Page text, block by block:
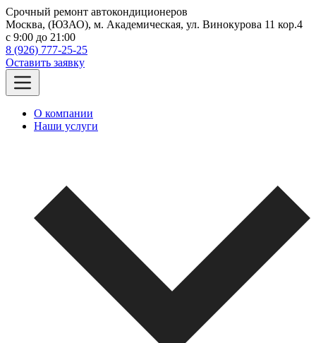
Срочный ремонт автокондиционеров
Москва, (ЮЗАО), м. Академическая, ул. Винокурова 11 кор.4
c 9:00 до 21:00
8 (926) 777-25-25
Оставить заявку
О компании
Наши услуги